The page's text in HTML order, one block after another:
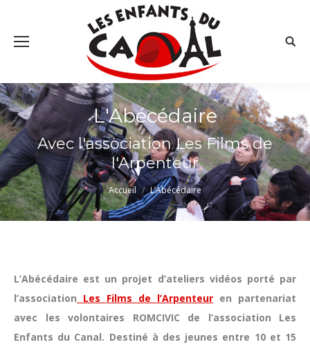
L'Abécédaire
Avec l'association Les Films de
l'Arpenteur
Vous êtes ici : Accueil L’Abécédaire
L’Abécédaire est un projet d’ateliers vidéos porté par
l’association Les Films de l’Arpenteur en partenariat
avec les volontaires ROMCIVIC de l’association Les
Enfants du Canal. Destiné à des jeunes entre 10 et 15